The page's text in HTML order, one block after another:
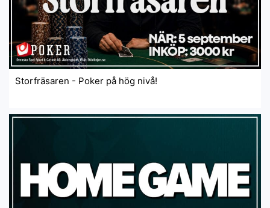
Storfräsaren - Poker på hög nivå!